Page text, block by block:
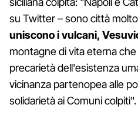
su Twitter – sono città
uniscono i vulcani,
montagne di vita eterna
precarietà dell'esistenza
vicinanza partenopea alle
solidarietà ai Comuni colpiti".